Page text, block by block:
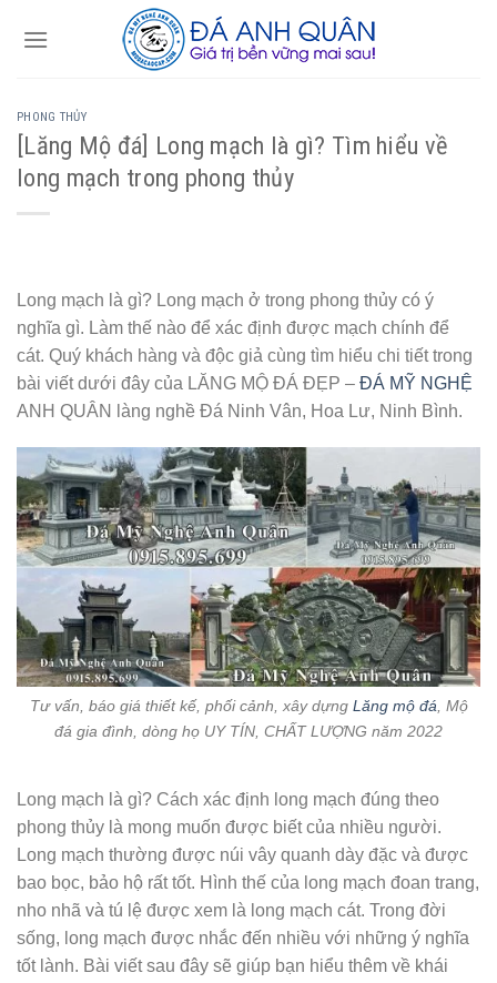
PHONG THỦY
[Lăng Mộ đá] Long mạch là gì? Tìm hiểu về
long mạch trong phong thủy
Long mạch là gì? Long mạch ở trong phong thủy có ý
nghĩa gì. Làm thế nào để xác định được mạch chính để
cát. Quý khách hàng và độc giả cùng tìm hiểu chi tiết trong
bài viết dưới đây của LĂNG MỘ ĐÁ ĐẸP – ĐÁ MỸ NGHỆ
ANH QUÂN làng nghề Đá Ninh Vân, Hoa Lư, Ninh Bình.
Tư vấn, báo giá thiết kế, phối cảnh, xây dựng Lăng mộ đá , Mộ
đá gia đình, dòng họ UY TÍN, CHẤT LƯỢNG năm 2022
Long mạch là gì? Cách xác định long mạch đúng theo
phong thủy là mong muốn được biết của nhiều người.
Long mạch thường được núi vây quanh dày đặc và được
bao bọc, bảo hộ rất tốt. Hình thế của long mạch đoan trang,
nho nhã và tú lệ được xem là long mạch cát. Trong đời
sống, long mạch được nhắc đến nhiều với những ý nghĩa
tốt lành. Bài viết sau đây sẽ giúp bạn hiểu thêm về khái